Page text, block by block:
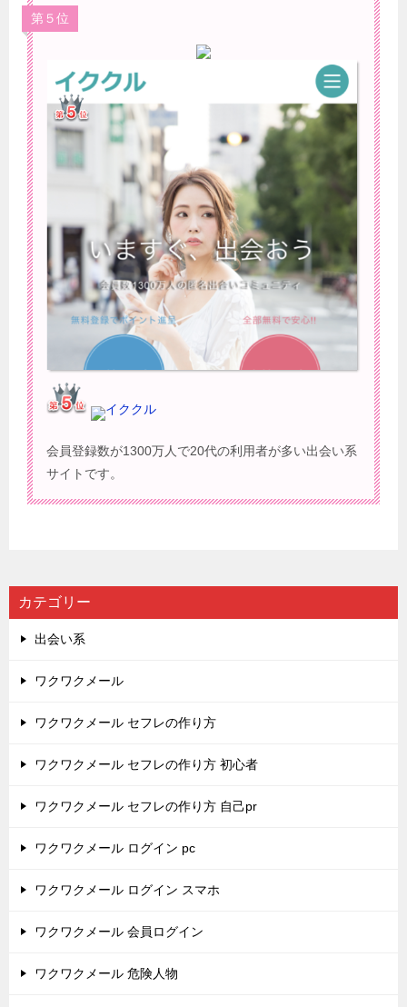
第５位
イククル
会員登録数が1300万人で20代の利用者が多い出会い系
サイトです。
カテゴリー
出会い系
ワクワクメール
ワクワクメール セフレの作り方
ワクワクメール セフレの作り方 初心者
ワクワクメール セフレの作り方 自己pr
ワクワクメール ログイン pc
ワクワクメール ログイン スマホ
ワクワクメール 会員ログイン
ワクワクメール 危険人物